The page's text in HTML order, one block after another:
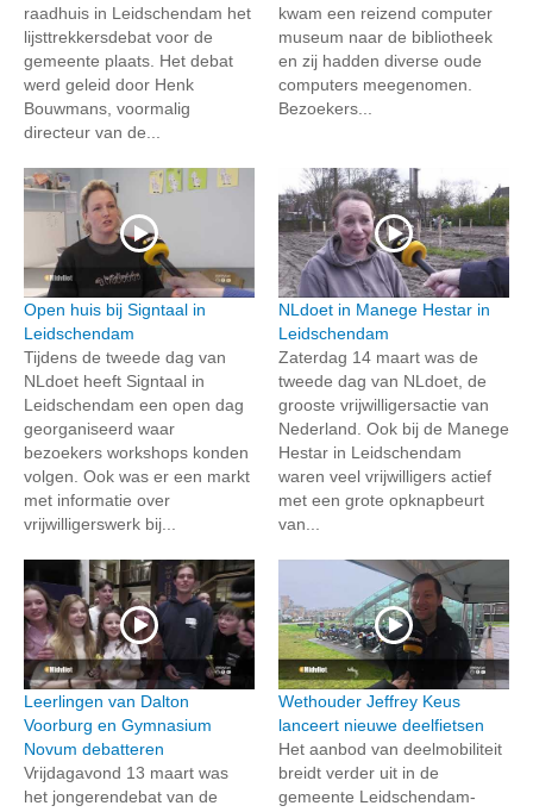
raadhuis in Leidschendam het
lijsttrekkersdebat voor de
gemeente plaats. Het debat
werd geleid door Henk
Bouwmans, voormalig
directeur van de...
kwam een reizend computer
museum naar de bibliotheek
en zij hadden diverse oude
computers meegenomen.
Bezoekers...
Open huis bij Signtaal in
Leidschendam
Tijdens de tweede dag van
NLdoet heeft Signtaal in
Leidschendam een open dag
georganiseerd waar
bezoekers workshops konden
volgen. Ook was er een markt
met informatie over
vrijwilligerswerk bij...
NLdoet in Manege Hestar in
Leidschendam
Zaterdag 14 maart was de
tweede dag van NLdoet, de
grooste vrijwilligersactie van
Nederland. Ook bij de Manege
Hestar in Leidschendam
waren veel vrijwilligers actief
met een grote opknapbeurt
van...
Leerlingen van Dalton
Voorburg en Gymnasium
Novum debatteren
Vrijdagavond 13 maart was
het jongerendebat van de
Wethouder Jeffrey Keus
lanceert nieuwe deelfietsen
Het aanbod van deelmobiliteit
breidt verder uit in de
gemeente Leidschendam-